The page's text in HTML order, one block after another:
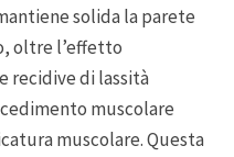
solida la parete
oltre l’effetto
recidive di lassità
muscolare
muscolare. Questa